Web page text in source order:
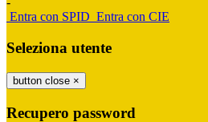
Entra con SPID Entra con CIE
Seleziona utente
button close ×
Recupero password